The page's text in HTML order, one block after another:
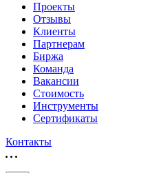
Проекты
Отзывы
Клиенты
Партнерам
Биржа
Команда
Вакансии
Стоимость
Инструменты
Сертификаты
Контакты